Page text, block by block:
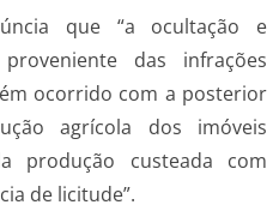
que “a ocultação e
das infrações
ocorrido com a posterior
agrícola dos imóveis
produção custeada com
de licitude”.